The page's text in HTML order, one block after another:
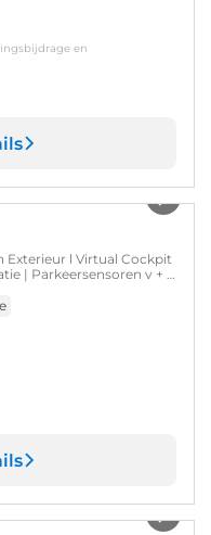
en
Exterieur l Virtual Cockpit
| Parkeersensoren v + a